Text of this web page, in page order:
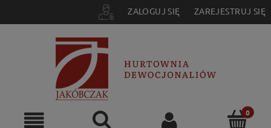
ZALOGUJ SIĘ ZAREJESTRUJ SIĘ